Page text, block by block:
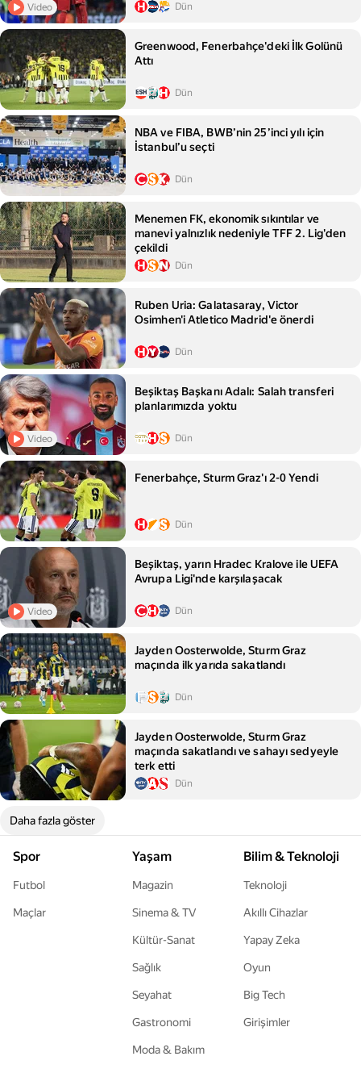
Video Dün
Greenwood, Fenerbahçe'deki İlk Golünü
Attı
Dün
NBA ve FIBA, BWB’nin 25’inci yılı için
İstanbul’u seçti
Dün
Menemen FK, ekonomik sıkıntılar ve
manevi yalnızlık nedeniyle TFF 2. Lig'den
çekildi
Dün
Ruben Uria: Galatasaray, Victor
Osimhen'i Atletico Madrid'e önerdi
Dün
Video
Beşiktaş Başkanı Adalı: Salah transferi
planlarımızda yoktu
Dün
Fenerbahçe, Sturm Graz'ı 2-0 Yendi
Dün
Video
Beşiktaş, yarın Hradec Kralove ile UEFA
Avrupa Ligi'nde karşılaşacak
Dün
Jayden Oosterwolde, Sturm Graz
maçında ilk yarıda sakatlandı
Dün
Jayden Oosterwolde, Sturm Graz
maçında sakatlandı ve sahayı sedyeyle
terk etti
Dün
Daha fazla göster
Spor
Futbol
Maçlar
Yaşam
Magazin
Sinema & TV
Kültür-Sanat
Sağlık
Seyahat
Gastronomi
Moda & Bakım
Bilim & Teknoloji
Teknoloji
Akıllı Cihazlar
Yapay Zeka
Oyun
Big Tech
Girişimler